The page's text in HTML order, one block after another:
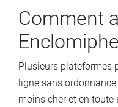
Comment
Plusieurs plateformes
ligne sans
moins cher et en toute